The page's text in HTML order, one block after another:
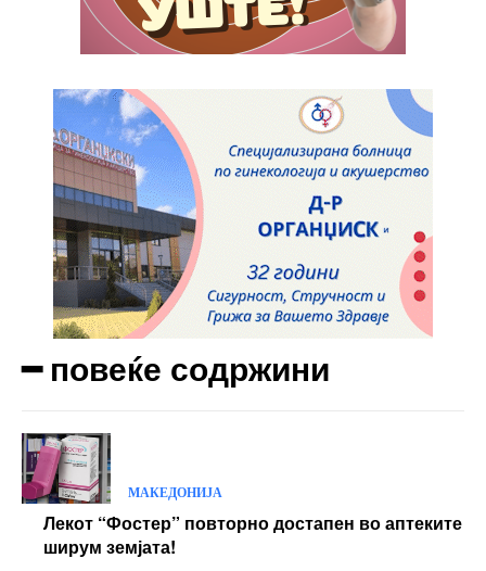
Etiam est nibh, lobortis sit
Praesent euismod ac
Nullam eu erat condimentum
Donec quis est ac felis
Orci varius natoque dolor
Yearly pricing
━ повеќе содржини
МАКЕДОНИЈА
Лекот “Фостер” повторно достапен во аптеките
ширум земјата!